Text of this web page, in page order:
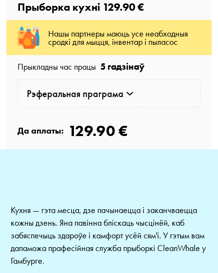
Прыборка кухні 129.90 €
Нашы партнеры маюць усе неабходныя
сродкі для мыцця, інвентар і пыласос
Прыкладны час працы 5 гадзінаў
Рэферальная праграма
Да аплаты: 129.90 €
Кухня — гэта месца, дзе пачынаецца і заканчваецца
кожны дзень. Яна павінна бліскаць чысцінёй, каб
забяспечыць здароўе і камфорт усёй сям'і. У гэтым вам
дапаможа прафесійная служба прыборкі CleanWhale у
Гамбурге.